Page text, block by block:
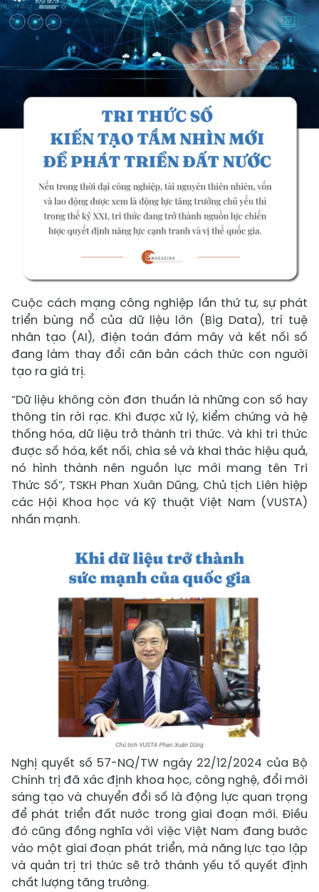
Cuộc cách mạng công nghiệp lần thứ tư, sự phát
triển bùng nổ của dữ liệu lớn (Big Data), trí tuệ
nhân tạo (AI), điện toán đám mây và kết nối số
đang làm thay đổi căn bản cách thức con người
tạo ra giá trị.
“Dữ liệu không còn đơn thuần là những con số hay
thông tin rời rạc. Khi được xử lý, kiểm chứng và hệ
thống hóa, dữ liệu trở thành tri thức. Và khi tri thức
được số hóa, kết nối, chia sẻ và khai thác hiệu quả,
nó hình thành nên nguồn lực mới mang tên Tri
Thức Số”, TSKH Phan Xuân Dũng, Chủ tịch Liên hiệp
các Hội Khoa học và Kỹ thuật Việt Nam (VUSTA)
nhấn mạnh.
Nghị quyết số 57-NQ/TW ngày 22/12/2024 của Bộ
Chính trị đã xác định khoa học, công nghệ, đổi mới
sáng tạo và chuyển đổi số là động lực quan trọng
để phát triển đất nước trong giai đoạn mới. Điều
đó cũng đồng nghĩa với việc Việt Nam đang bước
vào một giai đoạn phát triển, mà năng lực tạo lập
và quản trị tri thức sẽ trở thành yếu tố quyết định
chất lượng tăng trưởng.